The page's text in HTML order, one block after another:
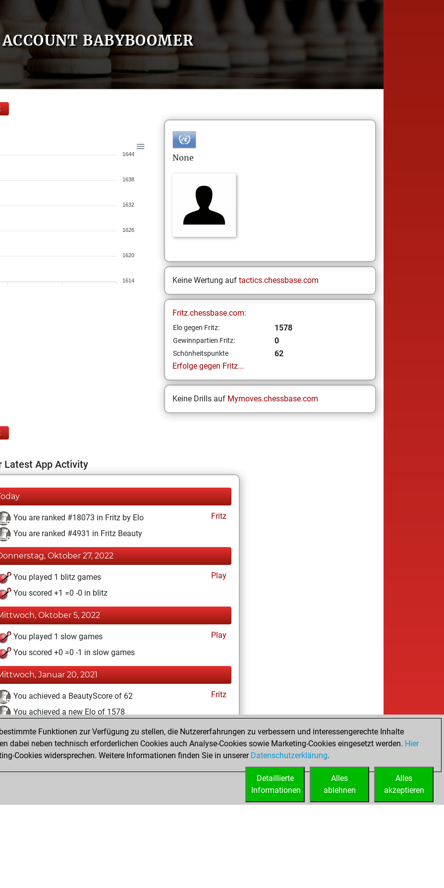
ACCOUNT BABYBOOMER
1644
1638
1632
1626
1620
1614
None
Keine Wertung auf tactics.chessbase.com
Fritz.chessbase.com:
Elo gegen Fritz: 1578
Gewinnpartien Fritz: 0
Schönheitspunkte
62
Erfolge gegen Fritz...
Keine Drills auf Mymoves.chessbase.com
Latest App Activity
You are ranked #18073 in Fritz by Elo
Fritz
You are ranked #4931 in Fritz Beauty
Oktober 27, 2022
You played 1 blitz games
Play
You scored +1 =0 -0 in blitz
Oktober 5, 2022
You played 1 slow games
Play
You scored +0 =0 -1 in slow games
Januar 20, 2021
You achieved a BeautyScore of 62
Fritz
You achieved a new Elo of 1578
Januar 1, 2021
You created your Fritz account Fritz
Funktionen zur Verfügung zu stellen, die Nutzererfahrungen zu verbessern und interessengerechte Inhalte
dabei neben technisch erforderlichen Cookies auch Analyse-Cookies sowie Marketing-Cookies eingesetzt werden. Hier
Cookies widersprechen. Weitere Informationen finden Sie in unserer Datenschutzerklärung.
Alles
akzeptieren
Alles
ablehnen
Detaillierte
Informationen